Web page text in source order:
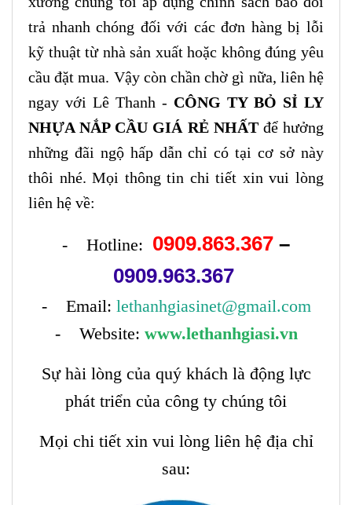
trả nhanh chóng đối với các đơn hàng bị lỗi
kỹ thuật từ nhà sản xuất hoặc không đúng yêu
cầu đặt mua. Vậy còn chần chờ gì nữa, liên hệ
ngay với Lê Thanh - CÔNG TY BỎ SỈ LY
NHỰA NẮP CẦU GIÁ RẺ NHẤT để hưởng
những đãi ngộ hấp dẫn chỉ có tại cơ sở này
thôi nhé. Mọi thông tin chi tiết xin vui lòng
liên hệ về:
- Hotline: 0909.863.367 –
0909.963.367
- Email: lethanhgiasinet@gmail.com
- Website: www.lethanhgiasi.vn
Sự hài lòng của quý khách là động lực
phát triển của công ty chúng tôi
Mọi chi tiết xin vui lòng liên hệ địa chỉ
sau: